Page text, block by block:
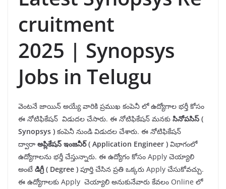
cruitment
2025 | Synopsys
Jobs in Telugu
వెంటనే జాయిన్ అయ్యే వారికి ప్రముఖ కంపెనీ లో ఉద్యోగాల భర్తీ కోసం
ఈ నోటిఫికేషన్ విడుదల చేసారు. ఈ నోటిఫికేషన్ మనకు సినోపసిస్ (
Synopsys ) కంపెనీ నుండి విడుదల చేశారు. ఈ నోటిఫికేషన్
ద్వారా అప్లికేషన్ ఇంజనీర్ ( Application Engineer ) విభాగంలో
ఉద్యోగాలను భర్తీ చేస్తున్నారు. ఈ ఉద్యోగం కోసం Apply చెయ్యాలి
అంటే డిగ్రీ ( Degree ) పూర్తి చేసిన ప్రతి ఒక్కరు Apply చేసుకోవచ్చు.
ఈ ఉద్యోగాలకు Apply చెయ్యాలి అనుకునేవారు కేవలం Online లో